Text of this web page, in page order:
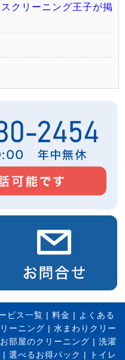
クリーニング王子が掲
ビス一覧 | 料金 | よくある
ーニング | 水まわりクリー
お部屋のクリーニング | 洗濯
| 選べるお得パック |
トイレ